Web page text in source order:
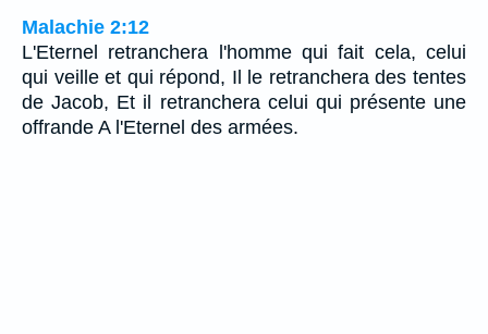
Malachie 2:12
L'Eternel retranchera l'homme qui fait cela, celui
qui veille et qui répond, Il le retranchera des tentes
de Jacob, Et il retranchera celui qui présente une
offrande A l'Eternel des armées.